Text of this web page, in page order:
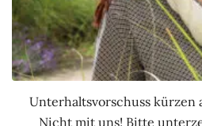
Unterhaltsvorschuss kürzen
Nicht mit uns! Bitte